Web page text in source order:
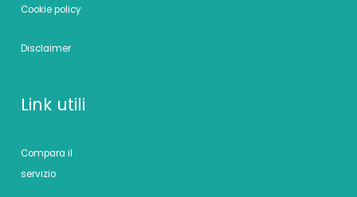
Cookie policy
Disclaimer
Link utili
Compara il
servizio